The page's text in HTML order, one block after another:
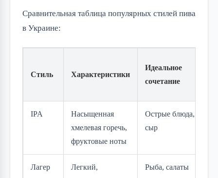
Сравнительная таблица популярных стилей пива
в Украине:
Стиль Характеристики
Идеальное
сочетание
IPA
Насыщенная
хмелевая горечь,
фруктовые ноты
Острые блюда,
сыр
Лагер
Легкий,
Рыба, салаты